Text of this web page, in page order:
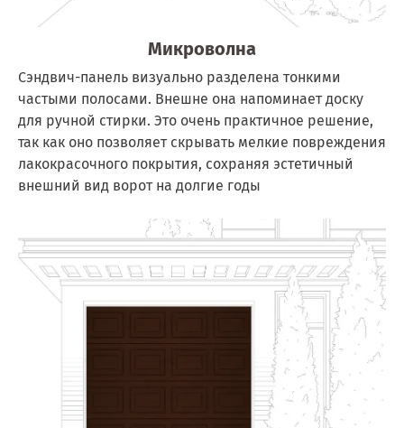
Микроволна
Сэндвич-панель визуально разделена тонкими
частыми полосами. Внешне она напоминает доску
для ручной стирки. Это очень практичное решение,
так как оно позволяет скрывать мелкие повреждения
лакокрасочного покрытия, сохраняя эстетичный
внешний вид ворот на долгие годы